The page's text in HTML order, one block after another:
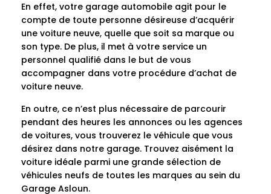
En effet, votre garage automobile agit pour le
compte de toute personne désireuse d’acquérir
une voiture neuve, quelle que soit sa marque ou
son type. De plus, il met à votre service un
personnel qualifié dans le but de vous
accompagner dans votre procédure d’achat de
voiture neuve.
En outre, ce n’est plus nécessaire de parcourir
pendant des heures les annonces ou les agences
de voitures, vous trouverez le véhicule que vous
désirez dans notre garage. Trouvez aisément la
voiture idéale parmi une grande sélection de
véhicules neufs de toutes les marques au sein du
Garage Asloun.